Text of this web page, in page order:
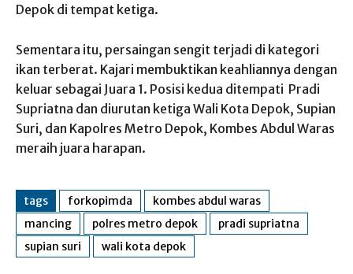
Depok di tempat ketiga.
Sementara itu, persaingan sengit terjadi di kategori
ikan terberat. Kajari membuktikan keahliannya dengan
keluar sebagai Juara 1. Posisi kedua ditempati Pradi
Supriatna dan diurutan ketiga Wali Kota Depok, Supian
Suri, dan Kapolres Metro Depok, Kombes Abdul Waras
meraih juara harapan.
tags forkopimda
kombes abdul waras
mancing
polres metro depok
pradi supriatna
supian suri
wali kota depok